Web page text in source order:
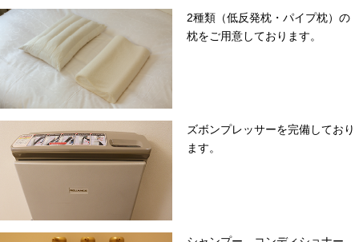
2種類（低反発枕・パイプ枕）の
枕をご用意しております。
ズボンプレッサーを完備しており
ます。